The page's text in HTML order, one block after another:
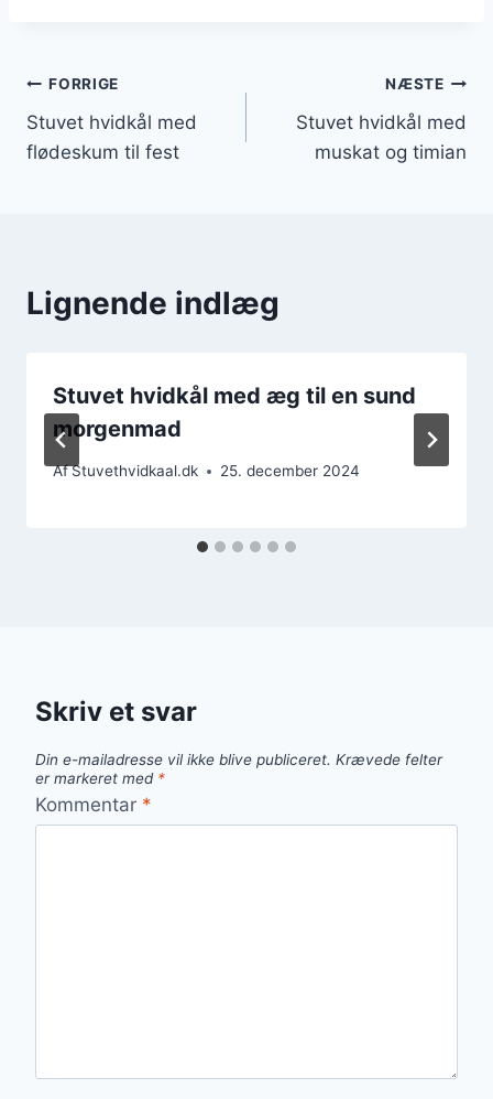
Indlægsnavigation
FORRIGE
Stuvet hvidkål med
flødeskum til fest
NÆSTE
Stuvet hvidkål med
muskat og timian
Lignende indlæg
Stuvet hvidkål med æg til en sund
morgenmad
AfStuvethvidkaal.dk 25. december 2024
Skriv et svar
Din e-mailadresse vil ikke blive publiceret. Krævede felter
er markeret med *
Kommentar *